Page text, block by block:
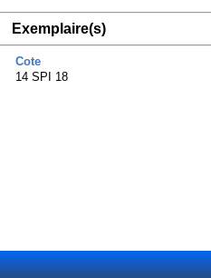
Exemplaire(s)
Cote
14 SPI 18